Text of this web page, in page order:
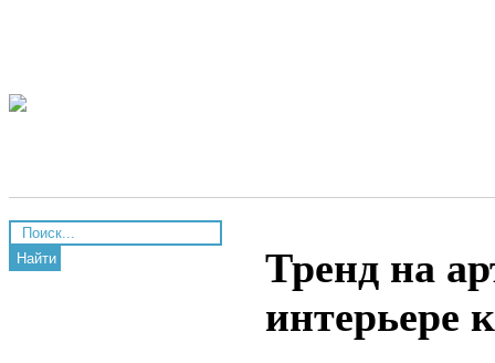
Найти
Тренд на
интерьере